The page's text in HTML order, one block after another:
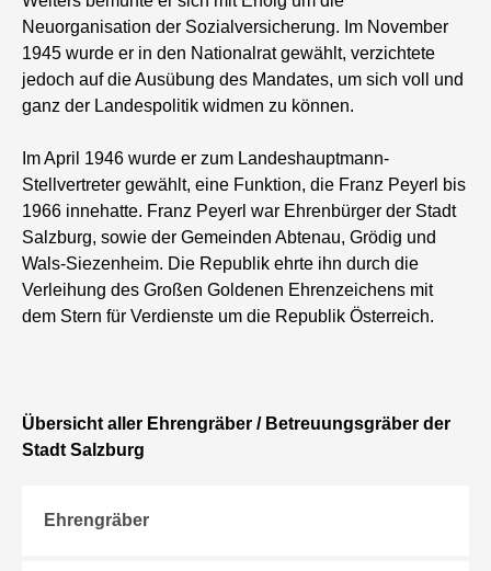
Neuorganisation der Sozialversicherung. Im November
1945 wurde er in den Nationalrat gewählt, verzichtete
jedoch auf die Ausübung des Mandates, um sich voll und
ganz der Landespolitik widmen zu können.
Im April 1946 wurde er zum Landeshauptmann-
Stellvertreter gewählt, eine Funktion, die Franz Peyerl bis
1966 innehatte. Franz Peyerl war Ehrenbürger der Stadt
Salzburg, sowie der Gemeinden Abtenau, Grödig und
Wals-Siezenheim. Die Republik ehrte ihn durch die
Verleihung des Großen Goldenen Ehrenzeichens mit
dem Stern für Verdienste um die Republik Österreich.
Übersicht aller Ehrengräber / Betreuungsgräber der
Stadt Salzburg
Ehrengräber